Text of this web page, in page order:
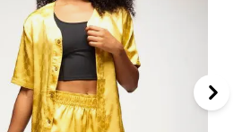
AJOUT RAPIDE